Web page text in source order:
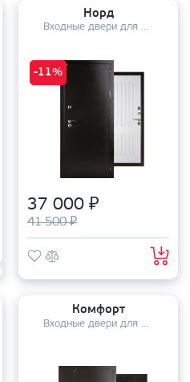
Норд
Входные двери для дома
-11%
37 000 ₽
41 500 ₽
Комфорт
Входные двери для дома